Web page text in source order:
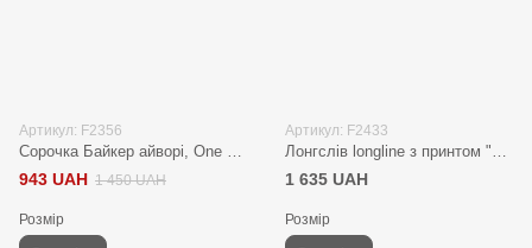
Артикул: F2356
Сорочка Байкер айворі, One size
943 UAH 1 450 UAH
Розмір
Артикул: F2433
Лонгслів longline з принтом "morning coffee routine" білий, one size
1 635 UAH
Розмір